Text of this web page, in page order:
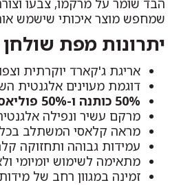
שמחפש מוצר איכותי שישמש
יתרונות מפת שולחן
אריגת ג'קארד יוקרתית
דוגמת מעוינים אלגנטית
50% כותנה ו-50% פוליאסטר
מרקם עשיר ונפילה
מראה קלאסי המשתלב בכל
עמידות גבוהה ותחזוקה
מתאימה לשימוש יומיומי
זמינה במגוון רחב של